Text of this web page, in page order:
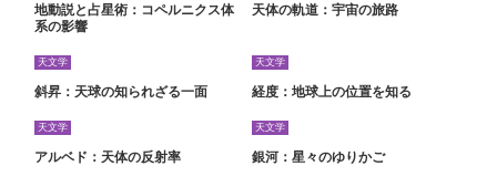
地動説と占星術：コペルニクス体
系の影響
天体の軌道：宇宙の旅路
天文学
斜昇：天球の知られざる一面
天文学
経度：地球上の位置を知る
天文学
アルベド：天体の反射率
天文学
銀河：星々のゆりかご